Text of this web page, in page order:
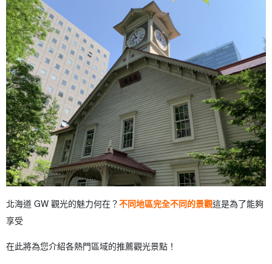
北海道 GW 觀光的魅力何在？不同地區完全不同的景觀這是為了能夠
享受
在此將為您介紹各熱門區域的推薦觀光景點！